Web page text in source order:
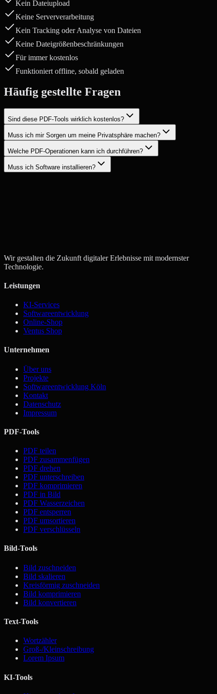
Kein Dateiupload
Keine Serververarbeitung
Kein Tracking oder Analyse von Dateien
Keine Dateigrößenbeschränkungen
Für immer kostenlos
Funktioniert offline, sobald geladen
Häufig gestellte Fragen
Sind diese PDF-Tools wirklich kostenlos?
Muss ich mir Sorgen um meine Privatsphäre machen?
Welche PDF-Operationen kann ich durchführen?
Muss ich Software installieren?
Wir gestalten die Zukunft digitaler Erlebnisse mit modernster
Technologie.
Leistungen
KI-Services
Softwareentwicklung
Online-Shop
Ventus Shop
Unternehmen
Über uns
Projekte
Softwareentwicklung Köln
Kontakt
Datenschutz
Impressum
PDF-Tools
PDF teilen
PDF zusammenfügen
PDF drehen
PDF unterschreiben
PDF komprimieren
PDF in Bild
PDF Wasserzeichen
PDF entsperren
PDF umsortieren
PDF verschlüsseln
Bild-Tools
Bild zuschneiden
Bild skalieren
Kreisförmig zuschneiden
Bild komprimieren
Bild konvertieren
Text-Tools
Wortzähler
Groß-/Kleinschreibung
Lorem Ipsum
KI-Tools